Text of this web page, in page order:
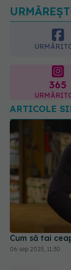
365
ARTICOLE
Cum să tai
06 sep 2025, 11:30